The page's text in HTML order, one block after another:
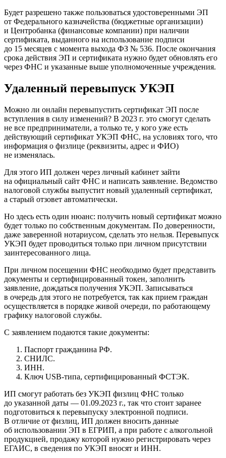
Будет разрешено также пользоваться удостоверенными ЭП
от Федерального казначейства (бюджетные организации)
и Центробанка (финансовые компании) при наличии
сертификата, выданного на использование подписи
до 15 месяцев с момента выхода ФЗ № 536. После окончания
срока действия ЭП и сертификата нужно будет обновлять его
через ФНС и указанные выше уполномоченные учреждения.
Удаленный перевыпуск УКЭП
Можно ли онлайн перевыпустить сертификат ЭП после
вступления в силу изменений? В 2023 г. это смогут сделать
не все предприниматели, а только те, у кого уже есть
действующий сертификат УКЭП ФНС, на условиях того, что
информация о физлице (реквизиты, адрес и ФИО)
не изменялась.
Для этого ИП должен через личный кабинет зайти
на официальный сайт ФНС и написать заявление. Ведомство
налоговой службы выпустит новый удаленный сертификат,
а старый отзовет автоматически.
Но здесь есть один нюанс: получить новый сертификат можно
будет только по собственным документам. По доверенности,
даже заверенной нотариусом, сделать это нельзя. Перевыпуск
УКЭП будет проводиться только при личном присутствии
заинтересованного лица.
При личном посещении ФНС необходимо будет представить
документы и сертифицированный токен, заполнить
заявление, дождаться получения УКЭП. Записываться
в очередь для этого не потребуется, так как прием граждан
осуществляется в порядке живой очереди, по работающему
графику налоговой службы.
С заявлением подаются такие документы:
Паспорт гражданина РФ.
СНИЛС.
ИНН.
Ключ USB-типа, сертифицированный ФСТЭК.
ИП смогут работать без УКЭП физлиц ФНС только
до указанной даты — 01.09.2023 г., так что стоит заранее
подготовиться к перевыпуску электронной подписи.
В отличие от физлиц, ИП должен вносить данные
об использовании ЭП в ЕГРИП, а при работе с алкогольной
продукцией, продажу которой нужно регистрировать через
ЕГАИС, в сведения по УКЭП вносят и ИНН.